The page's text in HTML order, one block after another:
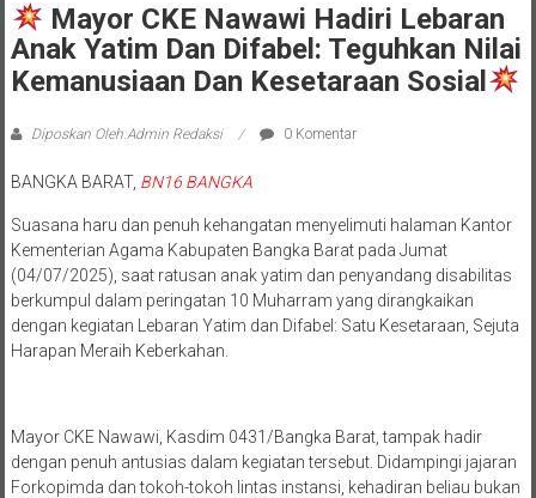
Mayor CKE Nawawi Hadiri Lebaran
Anak Yatim Dan Difabel: Teguhkan Nilai
Kemanusiaan Dan Kesetaraan Sosial
Diposkan Oleh:Admin Redaksi 0 Komentar
BANGKA BARAT, BN16 BANGKA
Suasana haru dan penuh kehangatan menyelimuti halaman Kantor
Kementerian Agama Kabupaten Bangka Barat pada Jumat
(04/07/2025), saat ratusan anak yatim dan penyandang disabilitas
berkumpul dalam peringatan 10 Muharram yang dirangkaikan
dengan kegiatan Lebaran Yatim dan Difabel: Satu Kesetaraan, Sejuta
Harapan Meraih Keberkahan.
Mayor CKE Nawawi, Kasdim 0431/Bangka Barat, tampak hadir
dengan penuh antusias dalam kegiatan tersebut. Didampingi jajaran
Forkopimda dan tokoh-tokoh lintas instansi, kehadiran beliau bukan